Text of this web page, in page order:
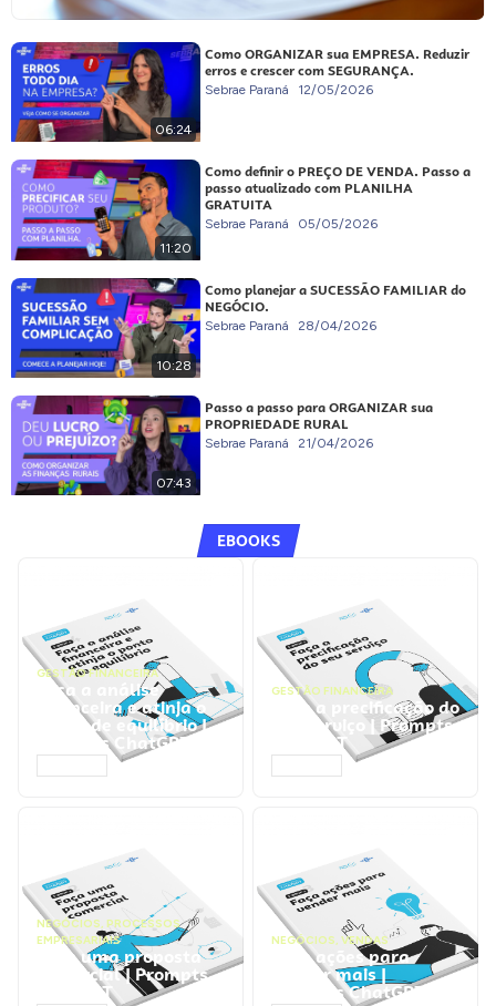
06:24
Como ORGANIZAR sua EMPRESA. Reduzir
erros e crescer com SEGURANÇA.
Sebrae Paraná 12/05/2026
11:20
Como definir o PREÇO DE VENDA. Passo a
passo atualizado com PLANILHA
GRATUITA
Sebrae Paraná 05/05/2026
10:28
Como planejar a SUCESSÃO FAMILIAR do
NEGÓCIO.
Sebrae Paraná 28/04/2026
07:43
Passo a passo para ORGANIZAR sua
PROPRIEDADE RURAL
Sebrae Paraná 21/04/2026
EBOOKS
GESTÃO FINANCEIRA
Faça a análise
financeira e atinja o
ponto de equilíbrio |
Prompts ChatGPT
GESTÃO FINANCEIRA
Faça a precificação do
seu serviço | Prompts
ChatGPT
NEGÓCIOS, PROCESSOS
EMPRESARIAIS
Faça uma proposta
comercial | Prompts
ChatGPT
NEGÓCIOS, VENDAS
Faça ações para
vender mais |
Prompts ChatGPT